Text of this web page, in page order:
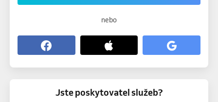
nebo
Jste poskytovatel služeb?